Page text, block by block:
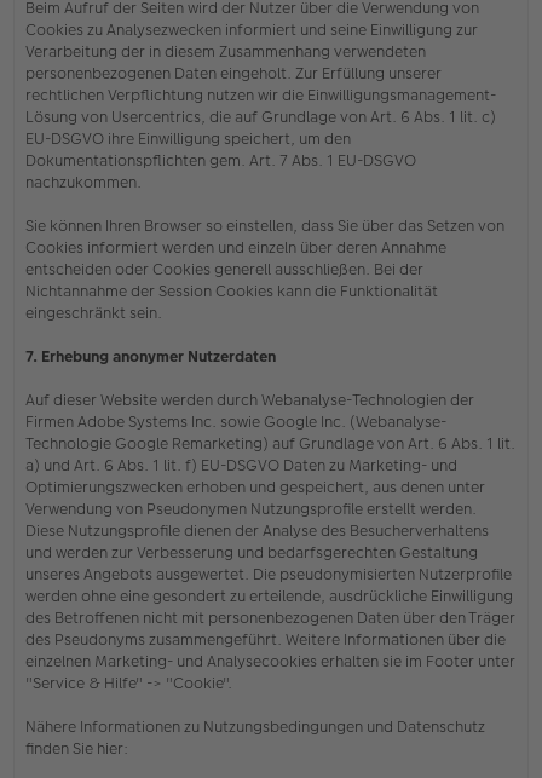
Beim Aufruf der Seiten wird der Nutzer über die Verwendung von
Cookies zu Analysezwecken informiert und seine Einwilligung zur
Verarbeitung der in diesem Zusammenhang verwendeten
personenbezogenen Daten eingeholt. Zur Erfüllung unserer
rechtlichen Verpflichtung nutzen wir die Einwilligungsmanagement-
Lösung von Usercentrics, die auf Grundlage von Art. 6 Abs. 1 lit. c)
EU-DSGVO ihre Einwilligung speichert, um den
Dokumentationspflichten gem. Art. 7 Abs. 1 EU-DSGVO
nachzukommen.
Sie können Ihren Browser so einstellen, dass Sie über das Setzen von
Cookies informiert werden und einzeln über deren Annahme
entscheiden oder Cookies generell ausschließen. Bei der
Nichtannahme der Session Cookies kann die Funktionalität
eingeschränkt sein.
7. Erhebung anonymer Nutzerdaten
Auf dieser Website werden durch Webanalyse-Technologien der
Firmen Adobe Systems Inc. sowie Google Inc. (Webanalyse-
Technologie Google Remarketing) auf Grundlage von Art. 6 Abs. 1 lit.
a) und Art. 6 Abs. 1 lit. f) EU-DSGVO Daten zu Marketing- und
Optimierungszwecken erhoben und gespeichert, aus denen unter
Verwendung von Pseudonymen Nutzungsprofile erstellt werden.
Diese Nutzungsprofile dienen der Analyse des Besucherverhaltens
und werden zur Verbesserung und bedarfsgerechten Gestaltung
unseres Angebots ausgewertet. Die pseudonymisierten Nutzerprofile
werden ohne eine gesondert zu erteilende, ausdrückliche Einwilligung
des Betroffenen nicht mit personenbezogenen Daten über den Träger
des Pseudonyms zusammengeführt. Weitere Informationen über die
einzelnen Marketing- und Analysecookies erhalten sie im Footer unter
"Service & Hilfe" -> "Cookie".
Nähere Informationen zu Nutzungsbedingungen und Datenschutz
finden Sie hier: